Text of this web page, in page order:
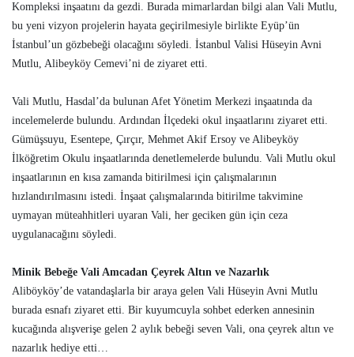
Kompleksi inşaatını da gezdi. Burada mimarlardan bilgi alan Vali Mutlu,
bu yeni vizyon projelerin hayata geçirilmesiyle birlikte Eyüp’ün
İstanbul’un gözbebeği olacağını söyledi. İstanbul Valisi Hüseyin Avni
Mutlu, Alibeyköy Cemevi’ni de ziyaret etti.
Vali Mutlu, Hasdal’da bulunan Afet Yönetim Merkezi inşaatında da
incelemelerde bulundu. Ardından İlçedeki okul inşaatlarını ziyaret etti.
Gümüşsuyu, Esentepe, Çırçır, Mehmet Akif Ersoy ve Alibeyköy
İlköğretim Okulu inşaatlarında denetlemelerde bulundu. Vali Mutlu okul
inşaatlarının en kısa zamanda bitirilmesi için çalışmalarının
hızlandırılmasını istedi. İnşaat çalışmalarında bitirilme takvimine
uymayan müteahhitleri uyaran Vali, her geciken gün için ceza
uygulanacağını söyledi.
Minik Bebeğe Vali Amcadan Çeyrek Altın ve Nazarlık
Aliböyköy’de vatandaşlarla bir araya gelen Vali Hüseyin Avni Mutlu
burada esnafı ziyaret etti. Bir kuyumcuyla sohbet ederken annesinin
kucağında alışverişe gelen 2 aylık bebeği seven Vali, ona çeyrek altın ve
nazarlık hediye etti…